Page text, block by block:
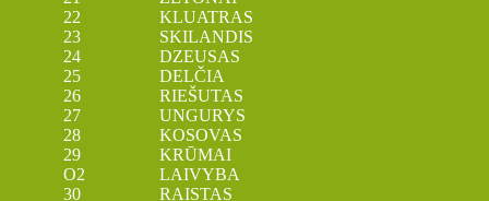
22 KLUATRAS
23 SKILANDIS
24 DZEUSAS
25 DELČIA
26 RIEŠUTAS
27 UNGURYS
28 KOSOVAS
29 KRŪMAI
O2 LAIVYBA
30 RAISTAS